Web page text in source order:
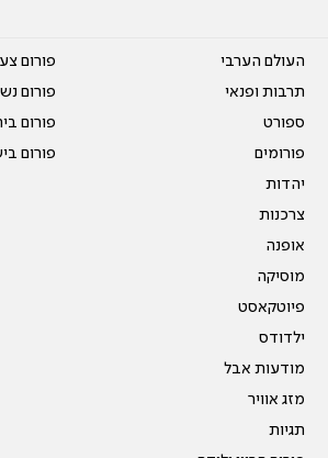
העולם הערבי
תרבות ופנאי
ספורט
פורומים
יהדות
צרכנות
אופנה
מוסיקה
פיוטקאסט
ילדודס
מודעות אבל
מזג אוויר
תגיות
פורום
פורום
פורום
פורום